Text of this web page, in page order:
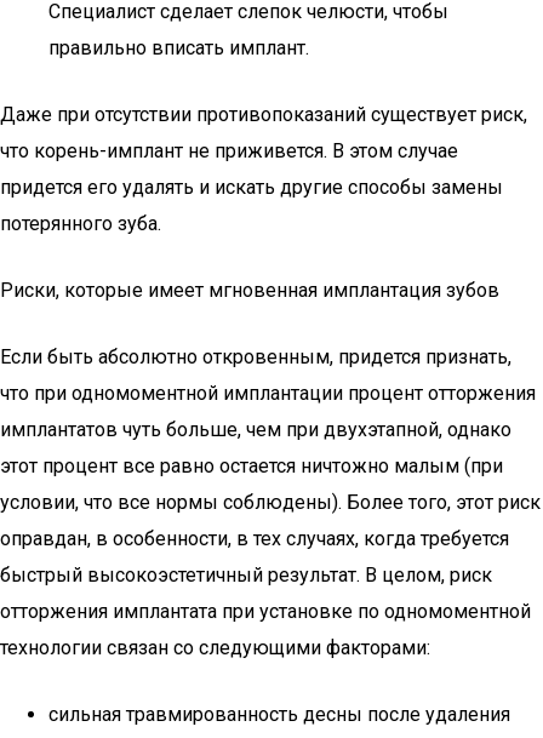
Специалист сделает слепок челюсти, чтобы
правильно вписать имплант.
Даже при отсутствии противопоказаний существует риск,
что корень-имплант не приживется. В этом случае
придется его удалять и искать другие способы замены
потерянного зуба.
Риски, которые имеет мгновенная имплантация зубов
Если быть абсолютно откровенным, придется признать,
что при одномоментной имплантации процент отторжения
имплантатов чуть больше, чем при двухэтапной, однако
этот процент все равно остается ничтожно малым (при
условии, что все нормы соблюдены). Более того, этот риск
оправдан, в особенности, в тех случаях, когда требуется
быстрый высокоэстетичный результат. В целом, риск
отторжения имплантата при установке по одномоментной
технологии связан со следующими факторами:
сильная травмированность десны после удаления